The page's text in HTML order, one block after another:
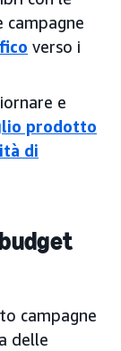
verso i
e
prodotto
di
campagne
delle